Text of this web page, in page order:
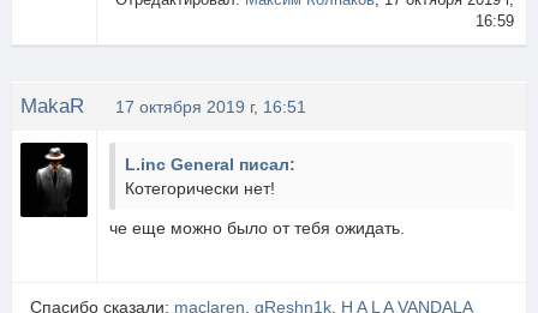
16:59
MakaR 17 октября 2019 г, 16:51
L.inc General писал:
Котегорически нет!
че еще можно было от тебя ожидать.
Спасибо сказали: maclaren gReshn1k H A L A VANDALA